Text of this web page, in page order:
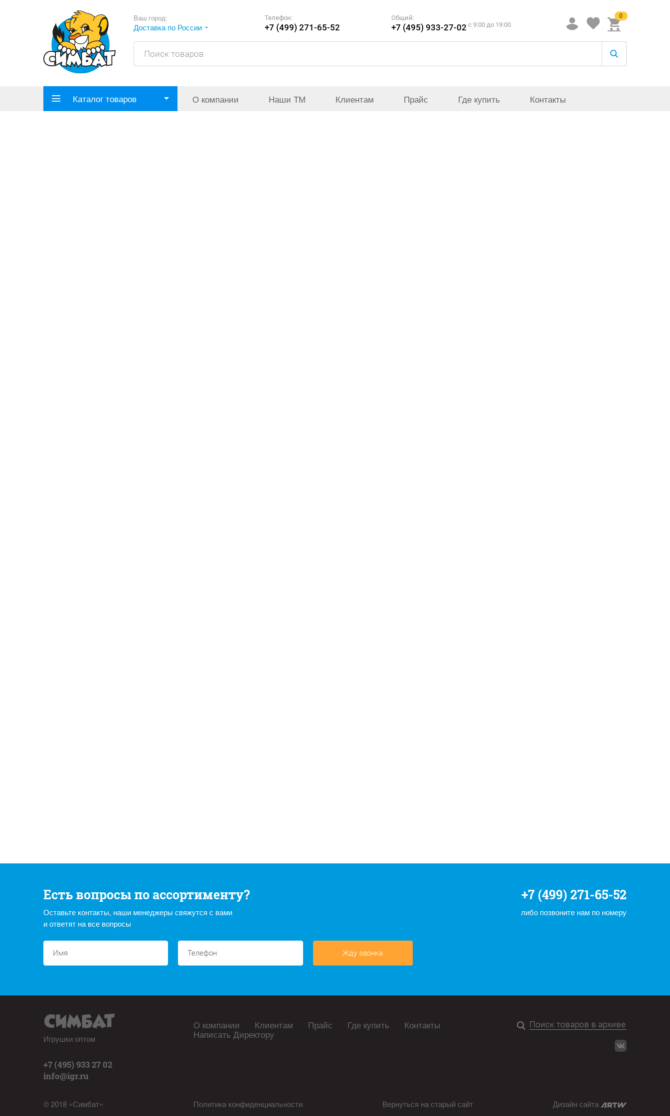
Ваш город:
Доставка по России
Телефон:
+7 (499) 271-65-52
Общий:
+7 (495) 933-27-02 c 9:00 до 19:00
0
Каталог товаров О компании Наши ТМ Клиентам Прайс Где купить Контакты
Есть вопросы по ассортименту?
Оставьте контакты, наши менеджеры свяжутся с вами
и ответят на все вопросы
+7 (499) 271-65-52
либо позвоните нам по номеру
Жду звонка
Игрушки оптом
+7 (495) 933 27 02
info@igr.ru
© 2018 «Симбат»
О компании Клиентам Прайс Где купить Контакты
Написать Директору
Политика конфиденциальности Вернуться на старый сайт Дизайн сайта